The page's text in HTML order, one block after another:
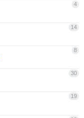
4
14
8
30
19